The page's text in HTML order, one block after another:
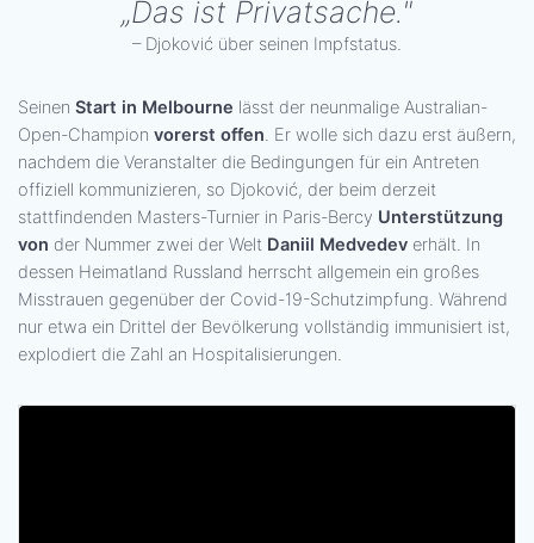
„Das ist Privatsache."
– Djoković über seinen Impfstatus.
Seinen Start in Melbourne lässt der neunmalige Australian-
Open-Champion vorerst offen. Er wolle sich dazu erst äußern,
nachdem die Veranstalter die Bedingungen für ein Antreten
offiziell kommunizieren, so Djoković, der beim derzeit
stattfindenden Masters-Turnier in Paris-Bercy Unterstützung
von der Nummer zwei der Welt Daniil Medvedev erhält. In
dessen Heimatland Russland herrscht allgemein ein großes
Misstrauen gegenüber der Covid-19-Schutzimpfung. Während
nur etwa ein Drittel der Bevölkerung vollständig immunisiert ist,
explodiert die Zahl an Hospitalisierungen.